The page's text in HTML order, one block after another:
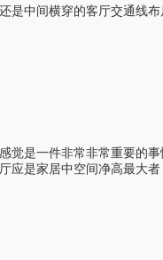
是中间横穿的客厅交通线
觉是一件非常非常重要的
应是家居中空间净高最大